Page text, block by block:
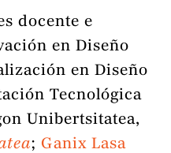
docente e
en Diseño
en Diseño
Tecnológica
Unibertsitatea,
; Ganix Lasa